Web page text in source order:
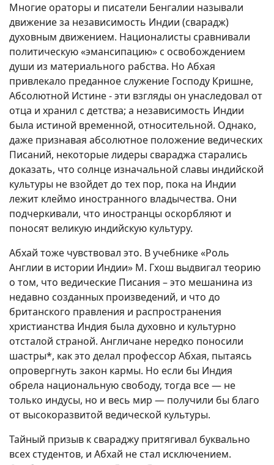
Многие ораторы и писатели Бенгалии называли
движение за независимость Индии (сварадж)
духовным движением. Националисты сравнивали
политическую «эмансипацию» с освобождением
души из материального рабства. Но Абхая
привлекало преданное служение Господу Кришне,
Абсолютной Истине - эти взгляды он унаследовал от
отца и хранил с детства; а независимость Индии
была истиной временной, относительной. Однако,
даже признавая абсолютное положение ведических
Писаний, некоторые лидеры свараджа старались
доказать, что солнце изначальной славы индийской
культуры не взойдет до тех пор, пока на Индии
лежит клеймо иностранного владычества. Они
подчеркивали, что иностранцы оскорбляют и
поносят великую индийскую культуру.
Абхай тоже чувствовал это. В учебнике «Роль
Англии в истории Индии» М. Гхош выдвигал теорию
о том, что ведические Писания – это мешанина из
недавно созданных произведений, и что до
британского правления и распространения
христианства Индия была духовно и культурно
отсталой страной. Англичане нередко поносили
шастры*, как это делал профессор Абхая, пытаясь
опровергнуть закон кармы. Но если бы Индия
обрела национальную свободу, тогда все — не
только индусы, но и весь мир — получили бы благо
от высокоразвитой ведической культуры.
Тайный призыв к свараджу притягивал буквально
всех студентов, и Абхай не стал исключением.